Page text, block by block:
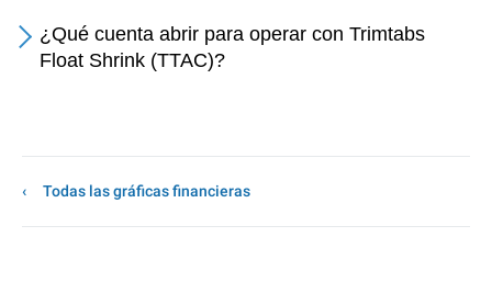
¿Qué cuenta abrir para operar con Trimtabs
Float Shrink (TTAC)?
Todas las gráficas financieras